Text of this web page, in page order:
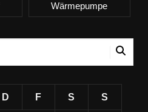
Wärmepumpe
D F S S